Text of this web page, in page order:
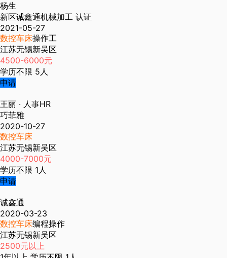
杨生
新区诚鑫通机械加工 认证
2021-05-27
数控车床操作工
江苏无锡新吴区
4500-6000元
学历不限 5人
申请
王丽 · 人事HR
巧菲雅
2020-10-27
数控车床
江苏无锡新吴区
4000-7000元
学历不限 1人
申请
诚鑫通
2020-03-23
数控车床编程操作
江苏无锡新吴区
2500元以上